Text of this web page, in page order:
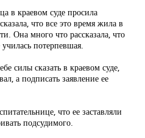
в краевом суде просила
что все это время жила в
Она много что рассказала, что
потерпевшая.
силы сказать в краевом суде,
а подписать заявление ее
что ее заставляли
подсудимого.